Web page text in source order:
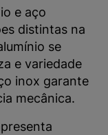
e aço
distintas na
se
e variedade
inox garante
mecânica.